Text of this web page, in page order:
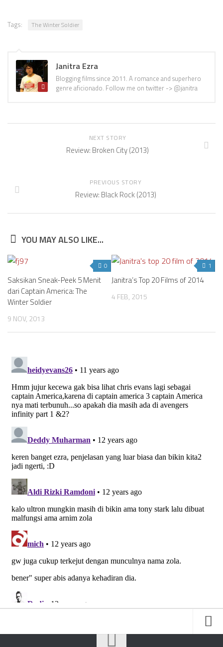
Tags: The Winter Soldier
Janitra Ezra
Blogging films since 2011. A romance and superhero
genre aficionado. Follow me on twitter -> @janitra
NEXT STORY
Review: Broken City (2013)
PREVIOUS STORY
Review: Black Rock (2013)
YOU MAY ALSO LIKE...
0
Saksikan Sneak-Peek 5 Menit
dari Captain America: The
Winter Soldier
9 NOV, 2013
1
Janitra’s Top 20 Films of 2014
4 FEB, 2015